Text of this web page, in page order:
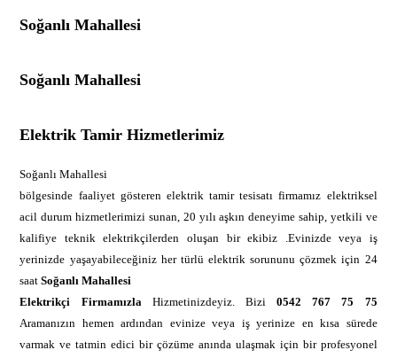
Soğanlı Mahallesi
Soğanlı Mahallesi
Elektrik Tamir Hizmetlerimiz
Soğanlı Mahallesi
bölgesinde faaliyet gösteren elektrik tamir tesisatı firmamız elektriksel
acil durum hizmetlerimizi sunan, 20 yılı aşkın deneyime sahip, yetkili ve
kalifiye teknik elektrikçilerden oluşan bir ekibiz .Evinizde veya iş
yerinizde yaşayabileceğiniz her türlü elektrik sorununu çözmek için 24
saatSoğanlı Mahallesi
Elektrikçi FirmamızlaHizmetinizdeyiz. Bizi0542 767 75 75
Aramanızın hemen ardından evinize veya iş yerinize en kısa sürede
varmak ve tatmin edici bir çözüme anında ulaşmak için bir profesyonel